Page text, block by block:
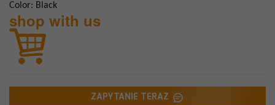
Color: Black
shop with us
ZAPYTANIE TERAZ